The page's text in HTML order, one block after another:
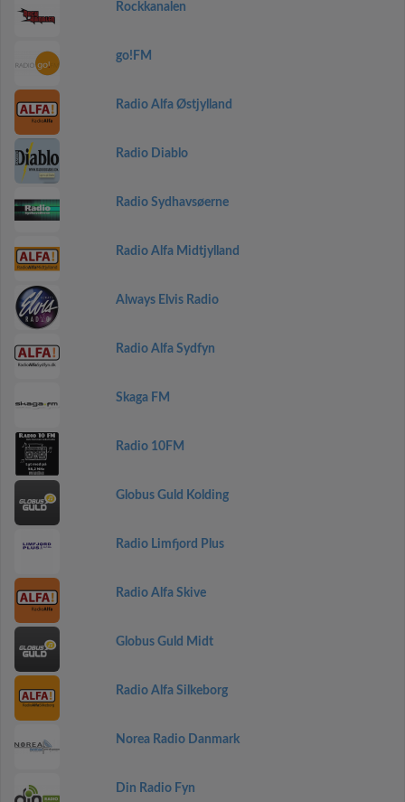
Rockkanalen
go!FM
Radio Alfa Østjylland
Radio Diablo
Radio Sydhavsøerne
Radio Alfa Midtjylland
Always Elvis Radio
Radio Alfa Sydfyn
Skaga FM
Radio 10FM
Globus Guld Kolding
Radio Limfjord Plus
Radio Alfa Skive
Globus Guld Midt
Radio Alfa Silkeborg
Norea Radio Danmark
Din Radio Fyn